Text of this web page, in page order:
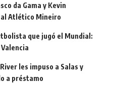
da Gama y Kevin
al Atlético Mineiro
que jugó el Mundial:
les impuso a Salas y
a préstamo